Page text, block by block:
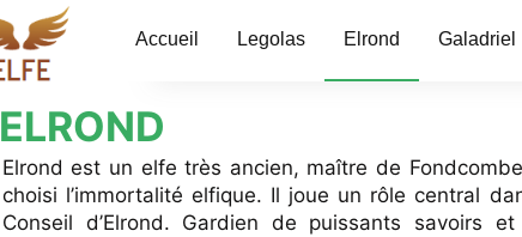
Accueil Legolas Elrond Galadriel
ELROND
Elrond est un elfe très ancien, maître de
choisi l’immortalité elfique. Il joue un rôle central
Conseil d’Elrond. Gardien de puissants savoirs